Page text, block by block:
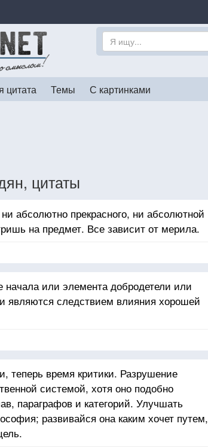
цитата Темы С картинками
цитаты
абсолютно прекрасного, ни абсолютной
на предмет. Все зависит от мерила.
начала или элемента добродетели или
являются следствием влияния хорошей
время критики. Разрушение
системой, хотя оно подобно
параграфов и категорий. Улучшать
развивайся она каким хочет путем,